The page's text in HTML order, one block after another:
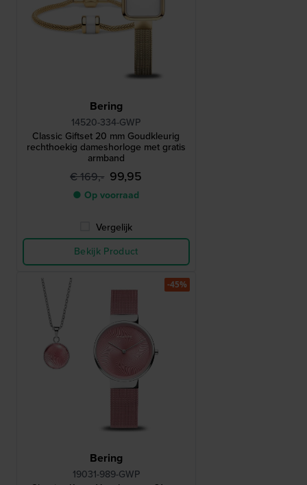
Bering
14520-334-GWP
Classic Giftset 20 mm Goudkleurig
rechthoekig dameshorloge met gratis
armband
€ 169,- 99,95
● Op voorraad
Vergelijk
Bekijk Product
Bering
19031-989-GWP
-45%